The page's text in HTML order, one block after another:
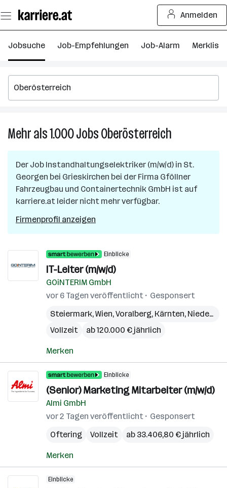
Seiteninhalt
springen
Anmelden
Jobsuche Job-Empfehlungen Job-Alarm Merkliste
Mehr als 1.000JobsOberösterreich
Jobs
in
Der Job Instandhaltungselektriker (m/w/d) in St.
Georgen bei Grieskirchen bei der Firma Gföllner
Fahrzeugbau und Containertechnik GmbH ist auf
karriere.at leider nicht mehr verfügbar.
Firmenprofil anzeigen
Einblicke
IT-Leiter (m/w/d)
GOiNTERIM GmbH
vor 6 Tagen veröffentlicht
Gesponsert
Steiermark,Wien,Voralberg, Kärnten, Niederösterreich
Vollzeit
ab 120.000 € jährlich
Merken
Einblicke
(Senior) Marketing Mitarbeiter (m/w/d)
Almi GmbH
vor 2 Tagen veröffentlicht
Gesponsert
Oftering
Vollzeit ab 33.406,80 € jährlich
Merken
Einblicke